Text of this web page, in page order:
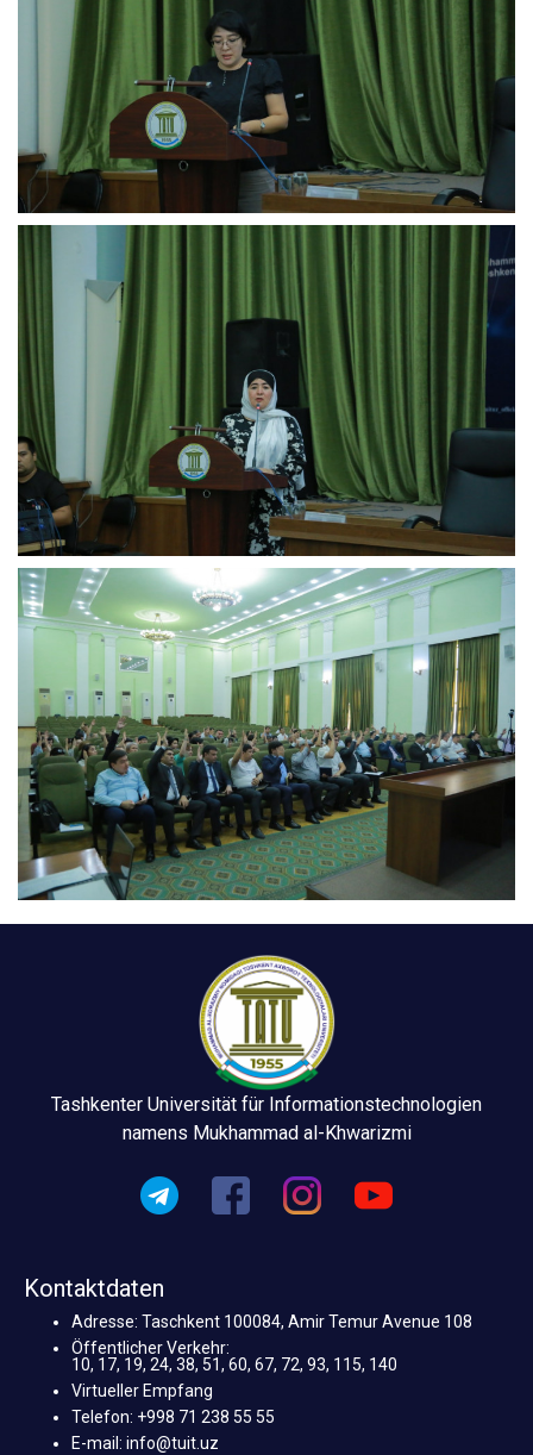
Tashkenter Universität für Informationstechnologien
namens Mukhammad al-Khwarizmi
Kontaktdaten
Adresse: Taschkent 100084, Amir Temur Avenue 108
Öffentlicher Verkehr:
10, 17, 19, 24, 38, 51, 60, 67, 72, 93, 115, 140
Virtueller Empfang
Telefon: +998 71 238 55 55
E-mail: info@tuit.uz